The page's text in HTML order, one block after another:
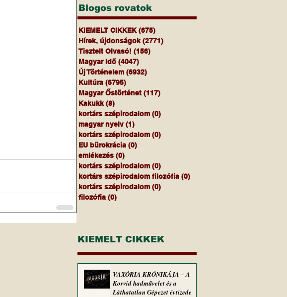
Blogos rovatok
KIEMELT CIKKEK (675)
Hírek, újdonságok (2771)
Tisztelt Olvasó! (156)
Magyar Idő (4047)
Új Történelem (6932)
Kultúra (6795)
Magyar Őstörténet (117)
Kakukk (8)
kortárs szépirodalom (0)
magyar nyelv (1)
kortárs szépirodalom (0)
EU bürokrácia (0)
emlékezés (0)
kortárs szépirodalom (0)
kortárs szépirodalom filozófia (0)
kortárs szépirodalom (0)
filozófia (0)
KIEMELT CIKKEK
VAXÓRIA KRÓNIKÁJA ‒ A
Korvid hadművelet és a
Láthatatlan Gépezet évtizede